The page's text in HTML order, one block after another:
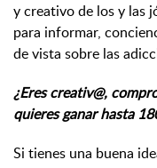
y creativo de los y las
para informar,
de vista sobre las
¿Eres creativ@,
quieres ganar hasta
Si tienes una buena